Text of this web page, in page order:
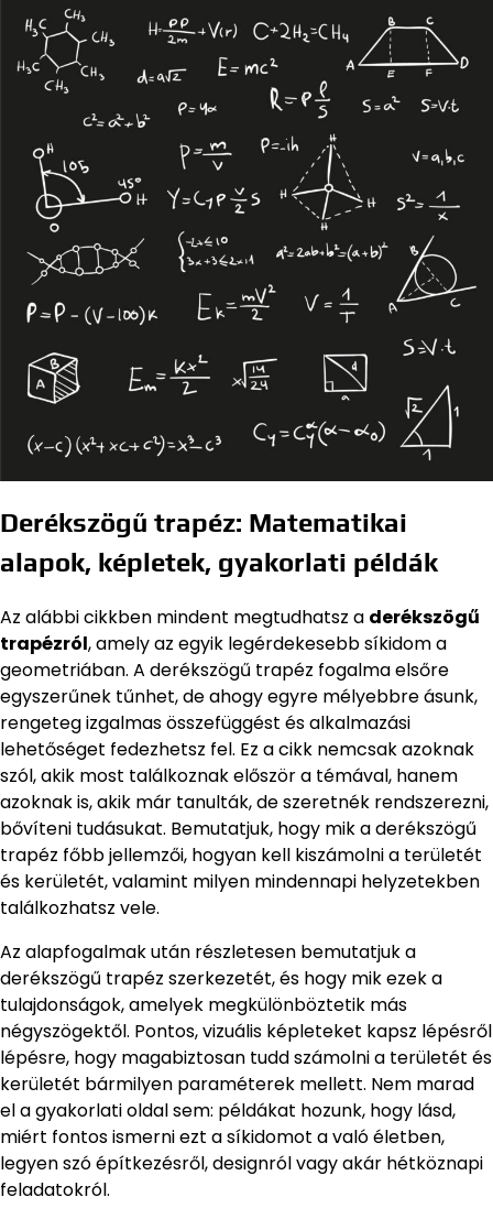
Derékszögű trapéz: Matematikai
alapok, képletek, gyakorlati példák
Az alábbi cikkben mindent megtudhatsz a derékszögű
trapézról, amely az egyik legérdekesebb síkidom a
geometriában. A derékszögű trapéz fogalma elsőre
egyszerűnek tűnhet, de ahogy egyre mélyebbre ásunk,
rengeteg izgalmas összefüggést és alkalmazási
lehetőséget fedezhetsz fel. Ez a cikk nemcsak azoknak
szól, akik most találkoznak először a témával, hanem
azoknak is, akik már tanulták, de szeretnék rendszerezni,
bővíteni tudásukat. Bemutatjuk, hogy mik a derékszögű
trapéz főbb jellemzői, hogyan kell kiszámolni a területét
és kerületét, valamint milyen mindennapi helyzetekben
találkozhatsz vele.
Az alapfogalmak után részletesen bemutatjuk a
derékszögű trapéz szerkezetét, és hogy mik ezek a
tulajdonságok, amelyek megkülönböztetik más
négyszögektől. Pontos, vizuális képleteket kapsz lépésről
lépésre, hogy magabiztosan tudd számolni a területét és
kerületét bármilyen paraméterek mellett. Nem marad
el a gyakorlati oldal sem: példákat hozunk, hogy lásd,
miért fontos ismerni ezt a síkidomot a való életben,
legyen szó építkezésről, designról vagy akár hétköznapi
feladatokról.